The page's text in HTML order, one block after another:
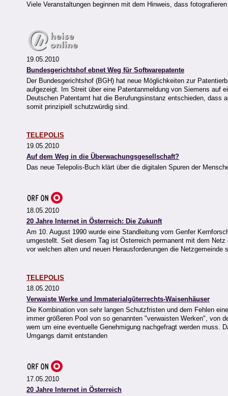
Viele Veranstaltungen beginnen mit dem Hinweis, dass
19.05.2010
Bundesgerichtshof ebnet Weg für Softwarepatente
Der Bundesgerichtshof (BGH) hat neue Möglichkeiten zur
aufgezeigt. Im Streit über eine Patentanmeldung von Siemens auf
Deutschen Patentamt hat die Berufungsinstanz entschieden, dass
somit prinzipiell schutzwürdig sind.
TELEPOLIS
19.05.2010
Auf dem Weg in die Überwachungsgesellschaft?
Das neue Telepolis-Buch klärt über die digitalen Spuren der
18.05.2010
20 Jahre Internet in Österreich: Die Zukunft
Am 10. August 1990 wurde eine Standleitung vom Genfer
umgestellt. Seit diesem Tag ist Österreich permanent mit dem
vor welchen alten und neuen Herausforderungen die Netzgemeinde
TELEPOLIS
18.05.2010
Verwaiste Werke und Immaterialgüterrechts-Waisenhäuser
Die Kombination von sehr langen Schutzfristen und dem Fehlen
immer größeren Pool von so genannten "verwaisten Werken", von
wem um eine eventuelle Genehmigung nachgefragt werden
Umgangs damit entstanden
17.05.2010
20 Jahre Internet in Österreich